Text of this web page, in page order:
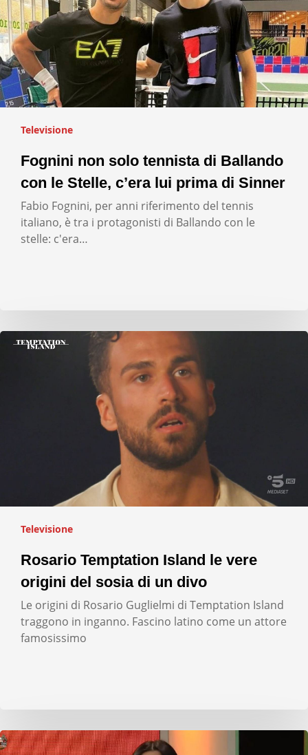
Televisione
Fognini non solo tennista di Ballando
con le Stelle, c’era lui prima di Sinner
Fabio Fognini, per anni riferimento del tennis
italiano, è tra i protagonisti di Ballando con le
stelle: c'era…
Televisione
Rosario Temptation Island le vere
origini del sosia di un divo
Le origini di Rosario Guglielmi di Temptation Island
traggono in inganno. Fascino latino come un attore
famosissimo